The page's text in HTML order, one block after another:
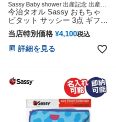
Sassy Baby shower 出産記念 出産グ
ッズ マタニティ 妊婦ママ 御出産祝
い 妊娠祝い 誕生日祝い ハーフバー
スデー
今治タオル Sassy おもちゃ
ビタット サッシー 3点 ギフト
セット
当店特別価格 ¥4,100税込
詳細を見る